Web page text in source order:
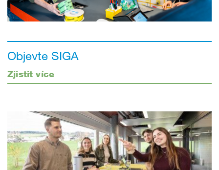
Objevte SIGA
Zjistit více